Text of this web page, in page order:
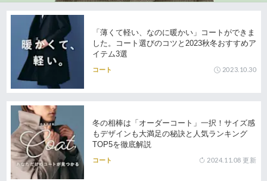
「薄くて軽い、なのに暖かい」コートができま
した。コート選びのコツと2023秋冬おすすめア
イテム3選
コート 2023.10.30
冬の相棒は「オーダーコート」一択！サイズ感
もデザインも大満足の秘訣と人気ランキング
TOP5を徹底解説
コート 2024.11.08 更新